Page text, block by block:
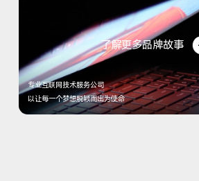
了解更多品牌故事
专业互联网技术服务公司
以让每一个梦想脱颖而出为使命